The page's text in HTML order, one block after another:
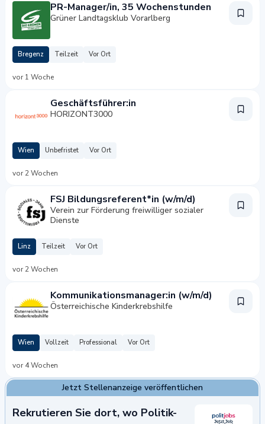
PR-Manager/in, 35 Wochenstunden
Grüner Landtagsklub Vorarlberg
Bregenz Teilzeit Vor Ort
vor 1 Woche
Geschäftsführer:in
HORIZONT3000
Wien Unbefristet Vor Ort
vor 2 Wochen
FSJ Bildungsreferent*in (w/m/d)
Verein zur Förderung freiwilliger sozialer
Dienste
Linz Teilzeit Vor Ort
vor 2 Wochen
Kommunikationsmanager:in (w/m/d)
Österreichische Kinderkrebshilfe
Wien Vollzeit Professional Vor Ort
vor 4 Wochen
Jetzt Stellenanzeige veröffentlichen
Rekrutieren Sie dort, wo Politik-